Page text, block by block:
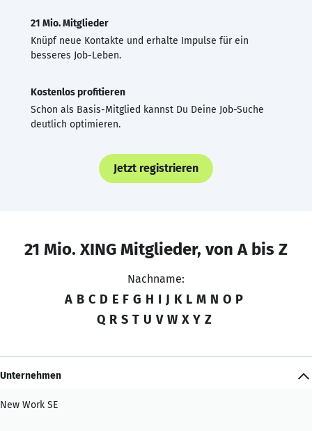
21 Mio. Mitglieder
Knüpf neue Kontakte und erhalte Impulse für ein
besseres Job-Leben.
Kostenlos profitieren
Schon als Basis-Mitglied kannst Du Deine Job-Suche
deutlich optimieren.
Jetzt registrieren
21 Mio. XING Mitglieder, von A bis Z
Nachname:
A B C D E F G H I J K L M N O P
Q R S T U V W X Y Z
Unternehmen
New Work SE